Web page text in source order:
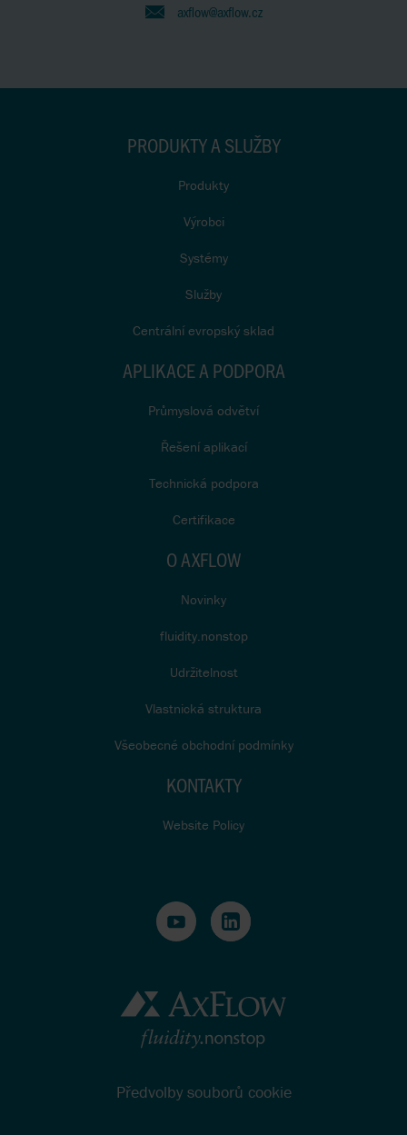
axflow@axflow.cz
PRODUKTY A SLUŽBY
Produkty
Výrobci
Systémy
Služby
Centrální evropský sklad
APLIKACE A PODPORA
Průmyslová odvětví
Řešení aplikací
Technická podpora
Certifikace
O AXFLOW
Novinky
fluidity.nonstop
Udržitelnost
Vlastnická struktura
Všeobecné obchodní podmínky
KONTAKTY
Website Policy
Předvolby souborů cookie